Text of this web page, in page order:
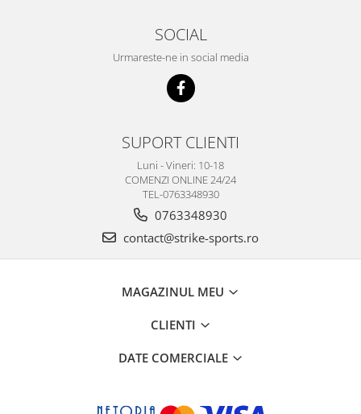
SOCIAL
Urmareste-ne in social media
SUPORT CLIENTI
Luni - Vineri: 10-18
COMENZI ONLINE 24/24
TEL-0763348930
0763348930
contact@strike-sports.ro
MAGAZINUL MEU
CLIENTI
DATE COMERCIALE